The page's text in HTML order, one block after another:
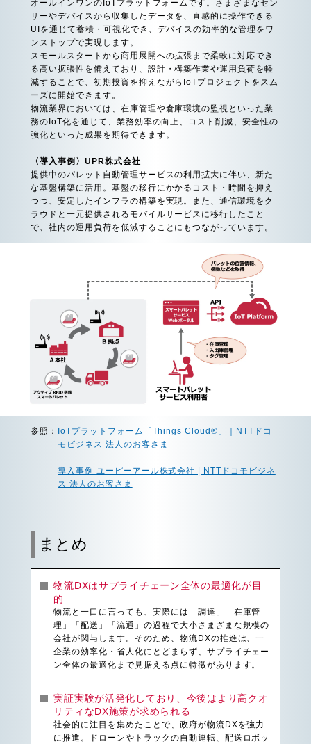
オールインワンのIoTプラットフォームです。さまざまなセン
サーやデバイスから収集したデータを、直感的に操作できる
UIを通じて蓄積・可視化でき、デバイスの効率的な管理をワ
ンストップで実現します。
スモールスタートから商用展開への拡張まで柔軟に対応でき
る高い拡張性を備えており、設計・構築作業や運用負荷を軽
減することで、初期投資を抑えながらIoTプロジェクトをスム
ーズに開始できます。
物流業界においては、在庫管理や倉庫環境の監視といった業
務のIoT化を通じて、業務効率の向上、コスト削減、安全性の
強化といった成果を期待できます。
〈導入事例〉UPR株式会社
提供中のパレット自動管理サービスの利用拡大に伴い、新た
な基盤構築に活用。基盤の移行にかかるコスト・時間を抑え
つつ、安定したインフラの構築を実現。また、通信環境をク
ラウドと一元提供されるモバイルサービスに移行したこと
で、社内の運用負荷を低減することにもつながっています。
参照：
IoTプラットフォーム「Things Cloud®」｜NTTドコ
モビジネス 法人のお客さま
導入事例 ユーピーアール株式会社 | NTTドコモビジネ
ス 法人のお客さま
まとめ
物流DXはサプライチェーン全体の最適化が目
的
物流と一口に言っても、実際には「調達」「在庫管
理」「配送」「流通」の過程で大小さまざまな規模の
会社が関与します。そのため、物流DXの推進は、一
企業の効率化・省人化にとどまらず、サプライチェー
ン全体の最適化まで見据える点に特徴があります。
実証実験が活発化しており、今後はより高クオ
リティなDX施策が求められる
社会的に注目を集めたことで、政府が物流DXを強力
に推進。ドローンやトラックの自動運転、配送ロボッ